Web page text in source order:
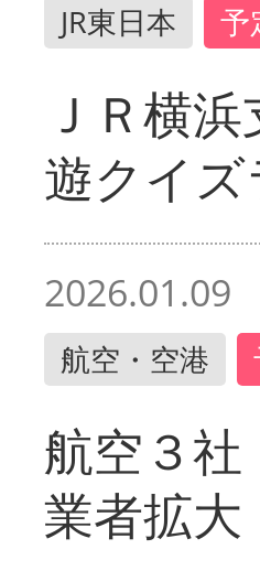
JR東日本 予
ＪＲ横
遊クイ
2026.01.09
航空・空港
航空３
業者拡